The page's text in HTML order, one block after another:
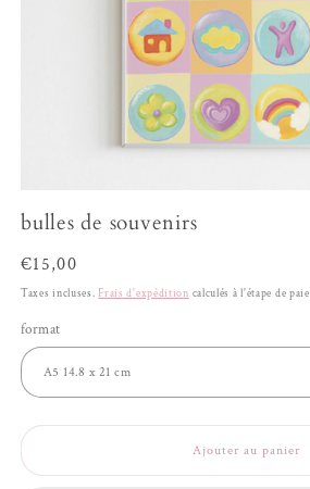
le
média
dans
fenêtre
bulles de souvenirs
Prix
habituel
€15,00
Taxes incluses. Frais d'expédition calculés à l'étape de
format
Ajouter au panier